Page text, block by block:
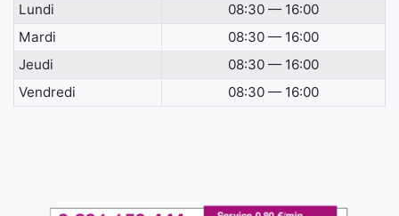
Lundi
08:30 — 16:00
Mardi
08:30 — 16:00
Jeudi
08:30 — 16:00
Vendredi
08:30 — 16:00